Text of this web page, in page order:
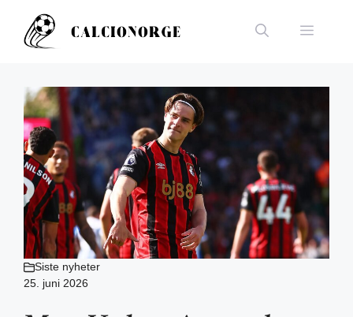
innhold
Meny
Siste nyheter
25. juni 2026